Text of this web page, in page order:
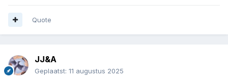
Quote
JJ&A
Geplaatst: 11 augustus 2025